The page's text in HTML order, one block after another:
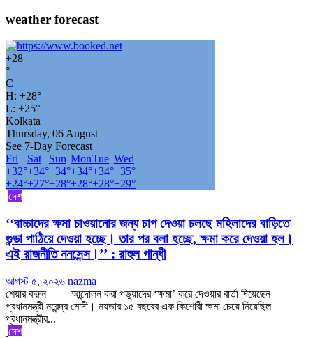
weather forecast
+28
°
C
H: +28°
L: +25°
Kolkata
Thursday, 06 August
See 7-Day Forecast
Fri
Sat Sun MonTue Wed
+32°+34°+34°+34°+34°+35°
+24°+27°+28°+28°+28°+29°
দেশ
‘‘বাচ্চাদের ক্ষমা চাওয়ানোর জন্য চাপ দেওয়া চলছে মহিলাদের বাড়িতে
গুন্ডা পাঠিয়ে দেওয়া হচ্ছে। তার পর বলা হচ্ছে, ক্ষমা করে দেওয়া হল।
এই রাজনীতি ননসেন্স।’’ : রাহুল গান্ধী
আগস্ট ৫, ২০২৬ nazma
শেয়ার করুন আন্দোলন করা পড়ুয়াদের ‘ক্ষমা’ করে দেওয়ার বার্তা দিয়েছেন
প্রধানমন্ত্রী নরেন্দ্র মোদী। নয়ডার ১৫ বছরের এক কিশোরী ক্ষমা চেয়ে নিয়েছিল
প্রধানমন্ত্রীর...
দেশ